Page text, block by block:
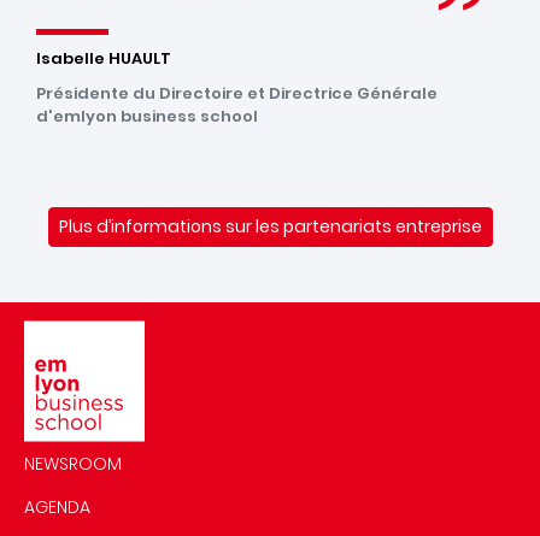
Isabelle HUAULT
Présidente du Directoire et Directrice Générale
d'emlyon business school
Plus d’informations sur les partenariats entreprise
NEWSROOM
AGENDA